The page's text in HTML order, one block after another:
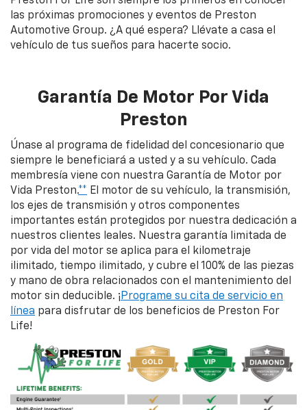
las próximas promociones y eventos de Preston
Automotive Group. ¿A qué espera? Llévate a casa el
vehículo de tus sueños para hacerte socio.
Garantía De Motor Por Vida
Preston
Únase al programa de fidelidad del concesionario que
siempre le beneficiará a usted y a su vehículo. Cada
membresía viene con nuestra Garantía de Motor por
Vida Preston.** El motor de su vehículo, la transmisión,
los ejes de transmisión y otros componentes
importantes están protegidos por nuestra dedicación a
nuestros clientes leales. Nuestra garantía limitada de
por vida del motor se aplica para el kilometraje
ilimitado, tiempo ilimitado, y cubre el 100% de las piezas
y mano de obra relacionados con el mantenimiento del
motor sin deducible. ¡ Programe su cita de servicio en
línea para disfrutar de los beneficios de Preston For
Life!